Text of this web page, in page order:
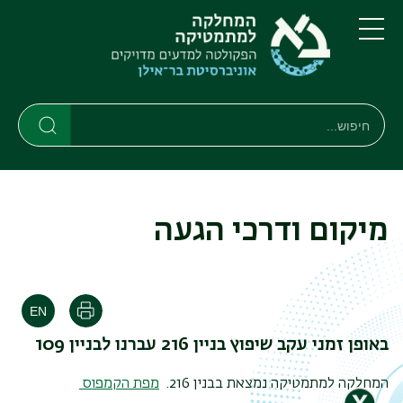
דילוג
לתוכן
העיקרי
דילוג
לתפריט
ניווט
ראשי
תפריט
חיפוש
Search
מיקום ודרכי הגעה
הדפסה
באופן זמני עקב שיפוץ בניין 216 עברנו לבניין 109
המחלקה למתמטיקה נמצאת בבנין 216. מפת הקמפוס